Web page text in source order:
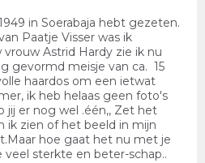
in Soerabaja hebt gezeten.
Paatje Visser was ik
Astrid Hardy zie ik nu
gevormd meisje van ca. 15
haardos om een ietwat
ik heb helaas geen foto's
jij er nog wel .één,, Zet het
ik zien of het beeld in mijn
hoe gaat het nu met je
veel sterkte en beter-schap..